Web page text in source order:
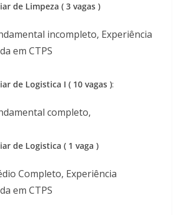
de Limpeza ( 3 vagas )
incompleto, Experiência
em CTPS
de Logistica I ( 10 vagas ):
completo,
de Logistica ( 1 vaga )
Completo, Experiência
em CTPS